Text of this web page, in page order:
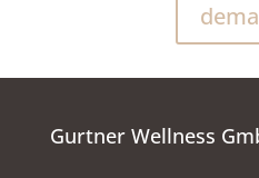
Gurtner Wellness